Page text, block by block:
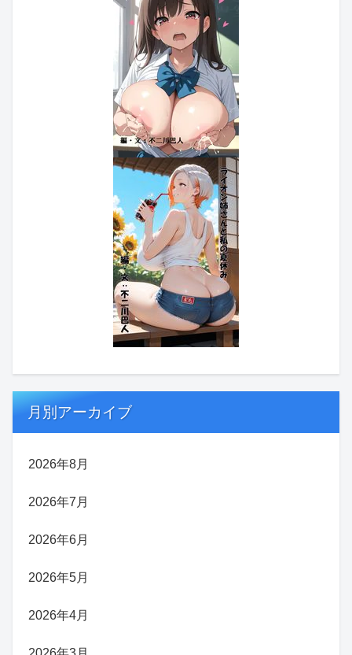
月別アーカイブ
2026年8月
2026年7月
2026年6月
2026年5月
2026年4月